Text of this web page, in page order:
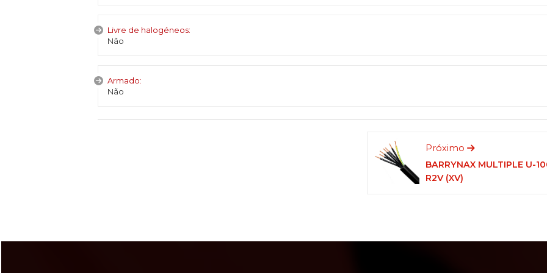
Livre de halogéneos:
Não
Armado:
Não
Próximo
BARRYNAX MULTIPLE U-
R2V (XV)